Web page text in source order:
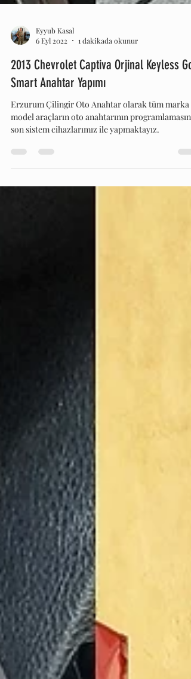
6 Eyl 2022
1 dakikada okunur
2013 Chevrolet Captiva Orjinal Keyless Go
Smart Anahtar Yapımı
Erzurum Çilingir Oto Anahtar olarak tüm marka
model araçların oto anahtarının programlamasını
son sistem cihazlarımız ile yapmaktayız.